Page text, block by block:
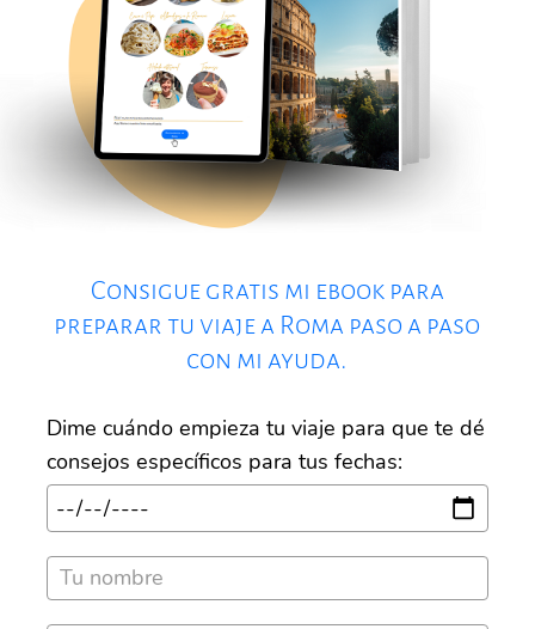
Consigue gratis mi ebook para
preparar tu viaje a Roma paso a paso
con mi ayuda.
Dime cuándo empieza tu viaje para que te dé
consejos específicos para tus fechas: